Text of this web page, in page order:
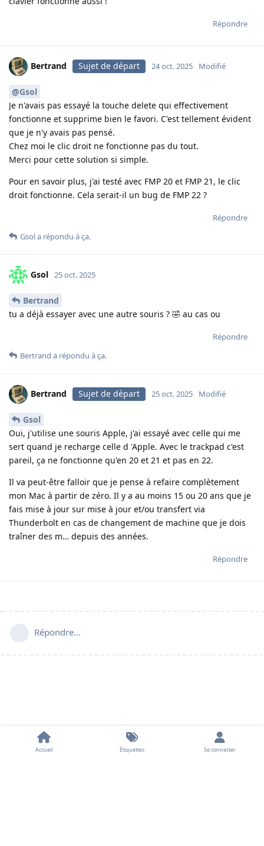
Répondre
Bertrand Sujet de départ 24 oct. 2025 Modifié
@Gsol
Je n'avais pas essayé la touche delete qui effectivement
fonctionne et supprime bien le favori. C'est tellement évident
que je n'y avais pas pensé.
Chez moi le clic droit ne fonctionne pas du tout.
Merci pour cette solution si simple.
Pour en savoir plus, j'ai testé avec FMP 20 et FMP 21, le clic
droit fonctionne. Cela serait-il un bug de FMP 22 ?
Répondre
Gsola répondu à ça.
Gsol 25 oct. 2025
Bertrand
tu a déjà essayer avec une autre souris ? 🤣 au cas ou
Répondre
Bertrand a répondu à ça.
Bertrand Sujet de départ 25 oct. 2025 Modifié
Gsol
Oui, j'utilise une souris Apple, j'ai essayé avec celle qui me
sert quand je recharge celle d 'Apple. Avec le trackpad c'est
pareil, ça ne fonctionne qu'en 20 et 21 et pas en 22.
Il va peut-être falloir que je pense à refaire complètement
mon Mac à partir de zéro. Il y a au moins 15 ou 20 ans que je
fais mise à jour sur mise à jour et/ou transfert via
Thunderbolt en cas de changement de machine que je dois
traîner des m… depuis des années.
Répondre
Répondre…
Accueil Étiquettes Se connecter